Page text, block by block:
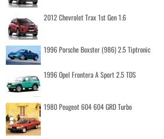
2012 Chevrolet Trax 1st Gen 1.6
1996 Porsche Boxster (986) 2.5 Tiptronic
1996 Opel Frontera A Sport 2.5 TDS
1980 Peugeot 604 604 GRD Turbo